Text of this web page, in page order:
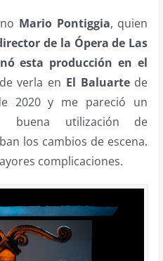
Mario Pontiggia, quien
de la Ópera de Las
esta producción en el
verla en El Baluartede
2020 y me pareció un
buena utilización de
los cambios de escena.
complicaciones.